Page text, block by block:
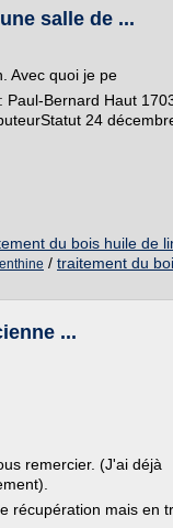
salle de ...
Avec quoi je pe
Paul-Bernard Haut
24
du bois huile de
/ traitement du
...
remercier. (J'ai déjà
récupération mais en